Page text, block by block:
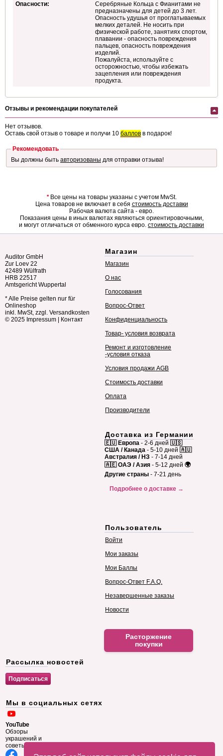
Опасности:
Серебряные Кольца с Фианитами не
предназначены для детей до 3 лет.
Опасность удушья от проглатываемых
мелких деталей. Не носить при
физической работе, занятиях спортом,
плавании - опасность повреждения
пальцев, опасность повреждения
изделий.
Пожалуйста, используйте с
осторожностью, чтобы избежать
зацепления или повреждения
продукта.
Отзывы и рекомендации покупателей
Нет отзывов.
Оставь свой отзыв о товаре и получи 10 баллов в подарок!
Рекомендовать
Вы должны быть авторизованы для отправки отзыва!
*Все цены на товары указаны с учетом MwSt.
Цена товаров не включает в себя стоимость доставки
Рабочая валюта сайта - евро.
Показания цены в иных валютах являються ориентировочными,
и могут отличаться от обменного курса евро. стоимость доставки
Auditor GmbH
Zur Loev 22
42489 Wülfrath
HRB 22517
Amtsgericht Wuppertal
* Alle Preise gelten nur für
Onlineshop
inkl. MwSt, zzgl. Versandkosten
© 2025 Impressum Контакт
Магазин
Магазин
О нас
Голосования
Вопрос-Ответ
Конфиденциальность
Товар- условия возврата
Ремонт и изготовление
-условия отказа
Условия продажи AGB
Стоимость доставки
Оплата
Производители
Доставка из Германии
🇪🇺 Европа - 2-6 дней 🇺🇸
США / Канада - 5-10 дней 🇦🇺
Австралия / НЗ - 7-14 дней
🇦🇪 ОАЭ / Азия - 5-12 дней 🌍
Другие страны - 7-21 день
Подробнее о доставке →
Пользователь
Войти
Мои заказы
Мои Баллы
Вопрос-Ответ F.A.Q.
Незавершенные заказы
Новости
Расторжение
покупки
Рассылка новостей
Мы в социальных сетях
YouTube
Обзоры
украшений и
советы